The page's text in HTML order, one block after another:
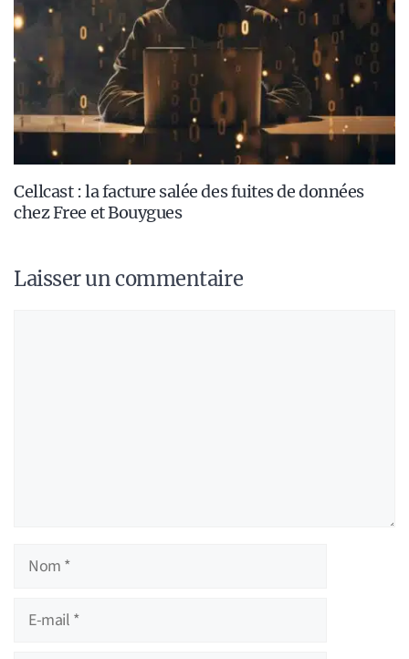
Cellcast : la facture salée des fuites de données
chez Free et Bouygues
Laisser un commentaire
Nom